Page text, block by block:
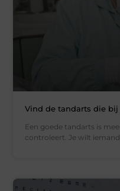
Vind de tandarts die bij
Een goede tandarts is
controleert. Je wilt